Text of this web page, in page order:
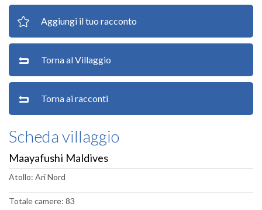
Aggiungi il tuo racconto
Torna al Villaggio
Torna ai racconti
Scheda villaggio
Maayafushi Maldives
Atollo: Ari Nord
Totale camere: 83